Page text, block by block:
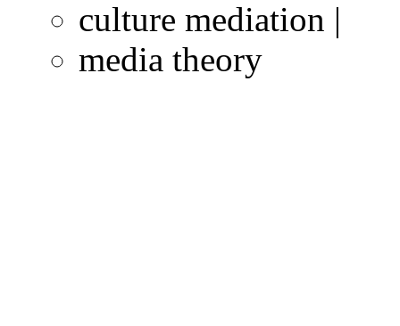
culture mediation |
media theory